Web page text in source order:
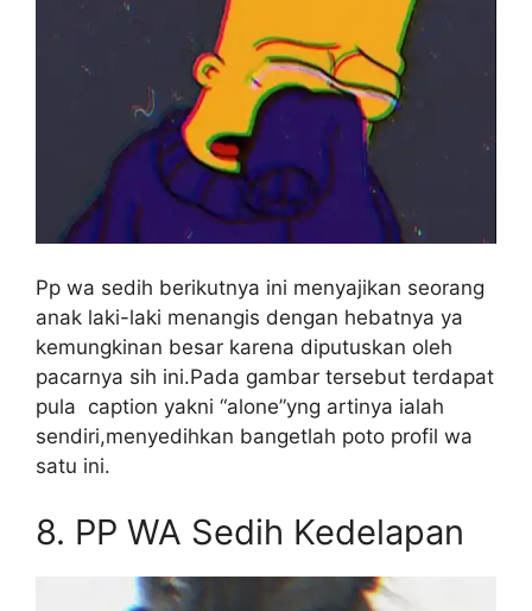
Pp wa sedih berikutnya ini menyajikan seorang
anak laki-laki menangis dengan hebatnya ya
kemungkinan besar karena diputuskan oleh
pacarnya sih ini.Pada gambar tersebut terdapat
pula caption yakni “alone”yng artinya ialah
sendiri,menyedihkan bangetlah poto profil wa
satu ini.
8. PP WA Sedih Kedelapan